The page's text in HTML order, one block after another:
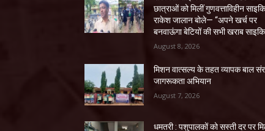
छात्राओं को मिलीं गुणवत्ताविहीन
राकेश जालान बोले— “अपने खर्च पर
बनवाऊंगा बेटियों की सभी खराब
August 8, 2026
मिशन वात्सल्य के तहत व्यापक बाल
जागरूकता अभियान
August 7, 2026
धमतरी : पशुपालकों को सस्ती दर पर